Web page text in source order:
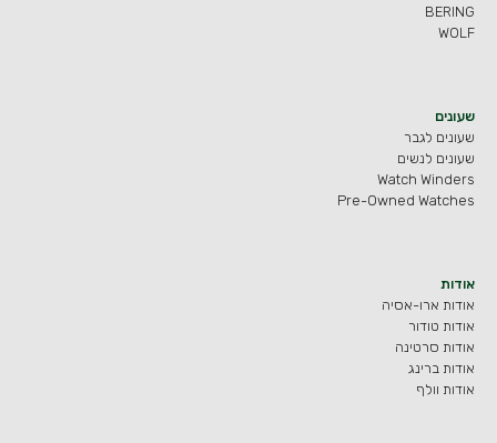
BERING
WOLF
שעונים
שעונים לגבר
שעונים לנשים
Watch Winders
Pre-Owned Watches
אודות
אודות ארו-אסיה
אודות טודור
אודות סרטינה
אודות ברינג
אודות וולף